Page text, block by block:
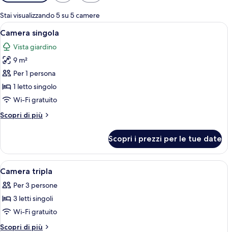
per
le
camere
Stai visualizzando 5 su 5 camere
Apri
tutte
le
foto
per
Camera
singola
Una camera piccola con un letto a
7
Camera singola
Vista giardino
9 m²
Per 1 persona
1 letto singolo
Wi-Fi gratuito
Scopri di più
Altri
singola
Scopri i prezzi per le tue date
Apri
tutte
le
foto
per
Camera
Camera d'albergo con un letto,
12
Camera tripla
Per 3 persone
3 letti singoli
Wi-Fi gratuito
Scopri di più
Altri